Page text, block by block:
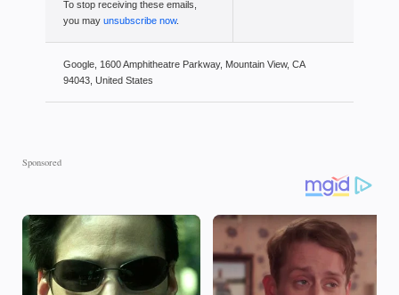
To stop receiving these emails,
you may unsubscribe now.
Google, 1600 Amphitheatre Parkway, Mountain View, CA
94043, United States